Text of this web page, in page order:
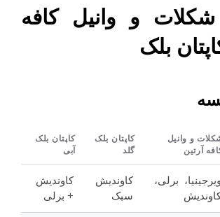
و وانیل کافه
بلک
و وانیل
آرتین
کاپتان بلک
گلد
کاپتان بلک
آبی
ویرجینیا، برلی،
کاوندیش
سبک
کاوندیش
+ برلی